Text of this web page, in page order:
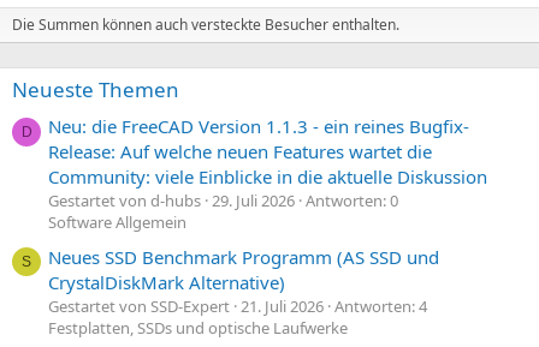
Die Summen können auch versteckte Besucher enthalten.
Neueste Themen
D
Neu: die FreeCAD Version 1.1.3 - ein reines Bugfix-
Release: Auf welche neuen Features wartet die
Community: viele Einblicke in die aktuelle Diskussion
Gestartet von d-hubs 29. Juli 2026 Antworten: 0
Software Allgemein
S
Neues SSD Benchmark Programm (AS SSD und
CrystalDiskMark Alternative)
Gestartet von SSD-Expert 21. Juli 2026 Antworten: 4
Festplatten, SSDs und optische Laufwerke